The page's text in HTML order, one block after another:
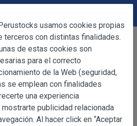
Snacks Cheese Tris 49g
usamos cookies propias
terceros con distintas finalidades.
de estas cookies son
para el correcto
de la Web (seguridad,
se emplean con finalidades
una experiencia
publicidad relacionada
Al hacer click en “Aceptar